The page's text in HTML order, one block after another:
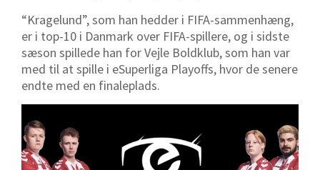
“Kragelund”, som han hedder i FIFA-sammenhæng,
er i top-10 i Danmark over FIFA-spillere, og i sidste
sæson spillede han for Vejle Boldklub, som han var
med til at spille i eSuperliga Playoffs, hvor de senere
endte med en finaleplads.